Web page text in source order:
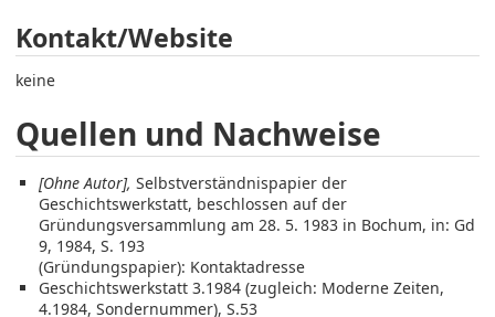
Kontakt/Website
keine
Quellen und Nachweise
[Ohne Autor], Selbstverständnispapier der
Geschichtswerkstatt, beschlossen auf der
Gründungsversammlung am 28. 5. 1983 in Bochum, in: Gd
9, 1984, S. 193
(Gründungspapier): Kontaktadresse
Geschichtswerkstatt 3.1984 (zugleich: Moderne Zeiten,
4.1984, Sondernummer), S.53